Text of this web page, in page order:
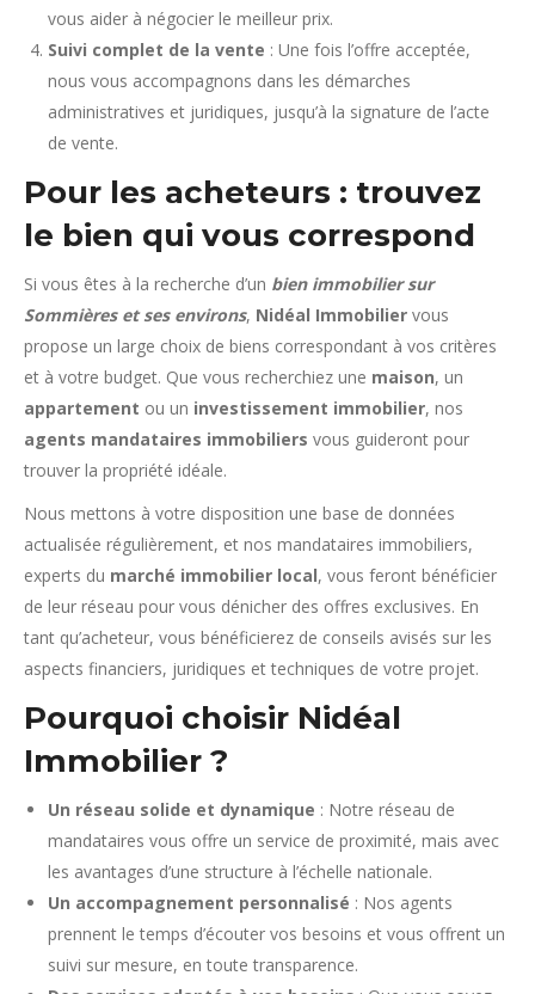
vous aider à négocier le meilleur prix.
Suivi complet de la vente : Une fois l’offre acceptée,
nous vous accompagnons dans les démarches
administratives et juridiques, jusqu’à la signature de l’acte
de vente.
Pour les acheteurs : trouvez
le bien qui vous correspond
Si vous êtes à la recherche d’un bien immobilier sur
Sommières et ses environs, Nidéal Immobilier vous
propose un large choix de biens correspondant à vos critères
et à votre budget. Que vous recherchiez une maison, un
appartement ou un investissement immobilier, nos
agents mandataires immobiliers vous guideront pour
trouver la propriété idéale.
Nous mettons à votre disposition une base de données
actualisée régulièrement, et nos mandataires immobiliers,
experts du marché immobilier local, vous feront bénéficier
de leur réseau pour vous dénicher des offres exclusives. En
tant qu’acheteur, vous bénéficierez de conseils avisés sur les
aspects financiers, juridiques et techniques de votre projet.
Pourquoi choisir Nidéal
Immobilier ?
Un réseau solide et dynamique : Notre réseau de
mandataires vous offre un service de proximité, mais avec
les avantages d’une structure à l’échelle nationale.
Un accompagnement personnalisé : Nos agents
prennent le temps d’écouter vos besoins et vous offrent un
suivi sur mesure, en toute transparence.